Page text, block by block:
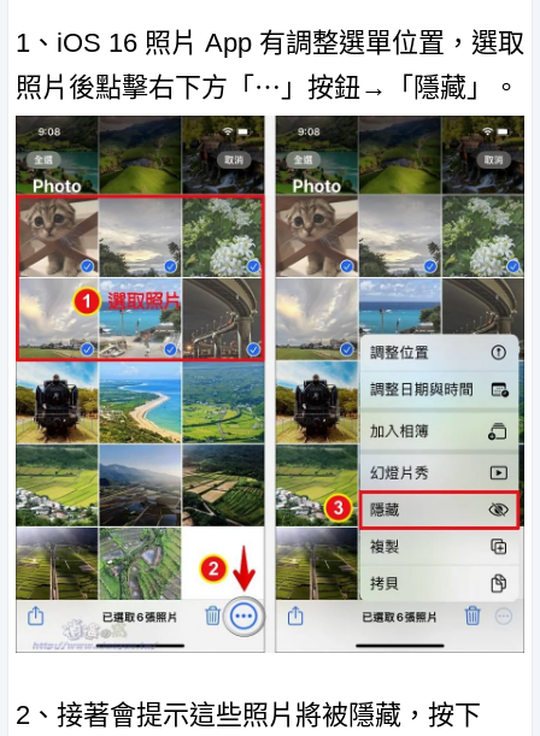
1、iOS 16 照片 App 有調整選單位置，選取
照片後點擊右下方「⋯」按鈕→「隱藏」。
2、接著會提示這些照片將被隱藏，按下